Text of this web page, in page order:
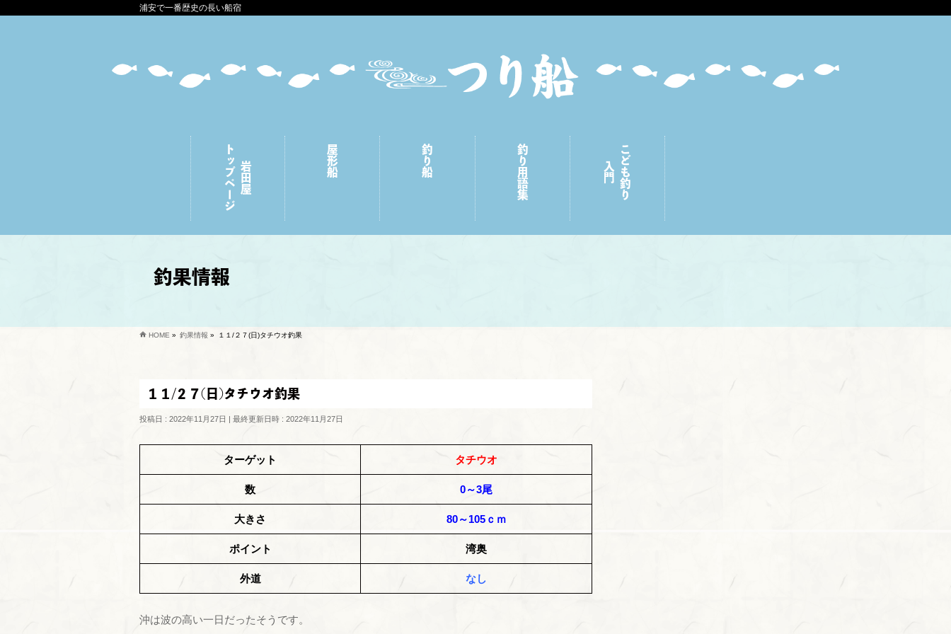
浦安で一番歴史の長い船宿
岩田屋
トップページ 屋形船 釣り船 釣り用語集 こども釣り
入門
釣果情報
HOME » 釣果情報 » １１/２７(日)タチウオ釣果
１１/２７(日)タチウオ釣果
投稿日 : 2022年11月27日 最終更新日時 : 2022年11月27日
ターゲット タチウオ
数 0～3尾
大きさ 80～105ｃｍ
ポイント 湾奥
外道 なし
沖は波の高い一日だったそうです。